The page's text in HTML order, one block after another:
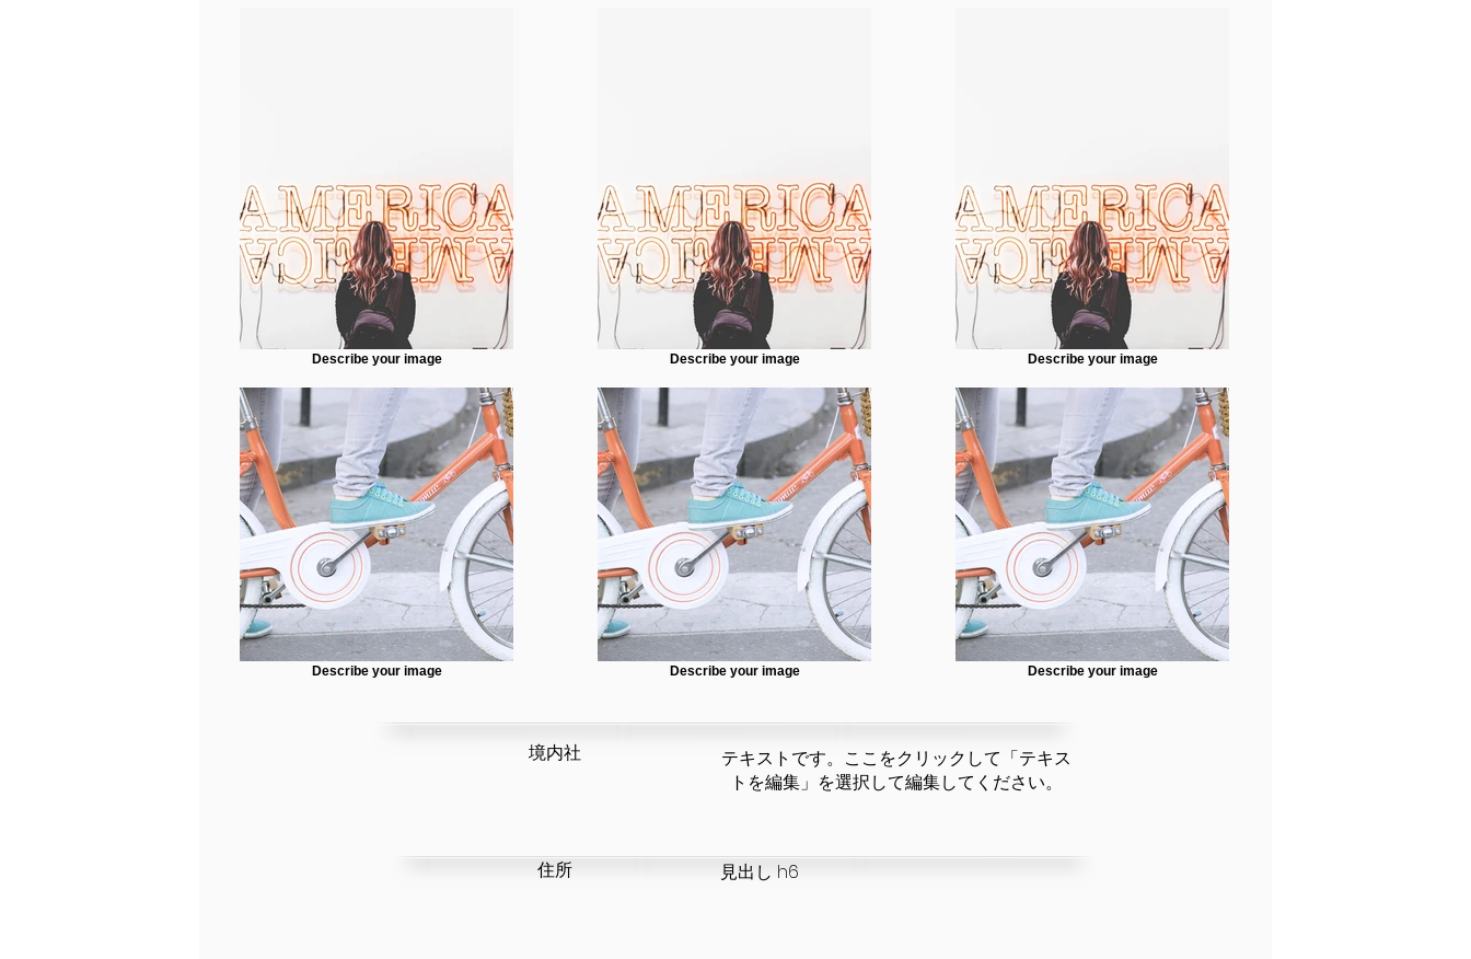
Describe your image
Describe your image
Describe your image
Describe your image
Describe your image
Describe your image
テキストです。ここをクリックして「テキス
トを編集」を選択して編集してください。
​境内社
見出し h6
​住所